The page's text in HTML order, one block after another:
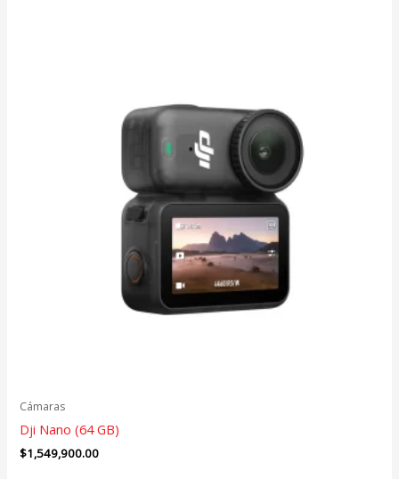
Cámaras
Dji Nano (64 GB)
$1,549,900.00